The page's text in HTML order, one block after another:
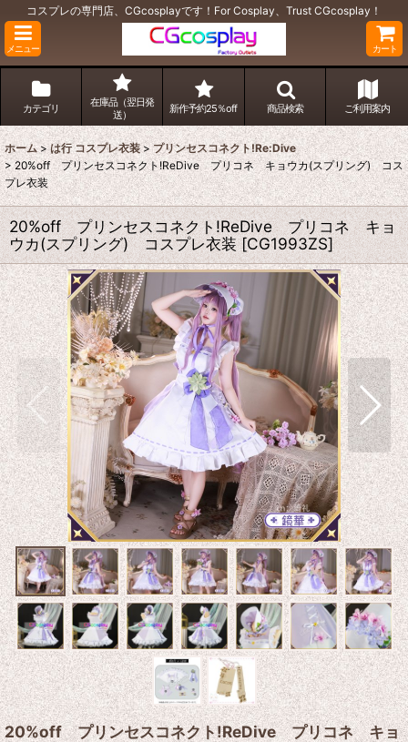
コスプレの専門店、CGcosplayです！For Cosplay、Trust CGcosplay！
メニュー カート
カテゴリ
在庫品（翌日発
送）
新作予約25％off 商品検索 ご利用案内
ホーム > は行 コスプレ衣装 > プリンセスコネクト!Re:Dive
> 20%off プリンセスコネクト!ReDive プリコネ キョウカ(スプリング) コス
プレ衣装
20%off プリンセスコネクト!ReDive プリコネ キョ
ウカ(スプリング) コスプレ衣装 [CG1993ZS]
20%off プリンセスコネクト!ReDive プリコネ キョ